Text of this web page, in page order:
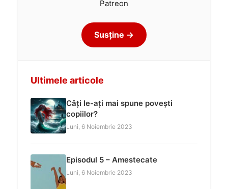
Patreon
Susține →
Ultimele articole
Câți le-ați mai spune povești
copiilor?
Luni, 6 Noiembrie 2023
Episodul 5 – Amestecate
Luni, 6 Noiembrie 2023